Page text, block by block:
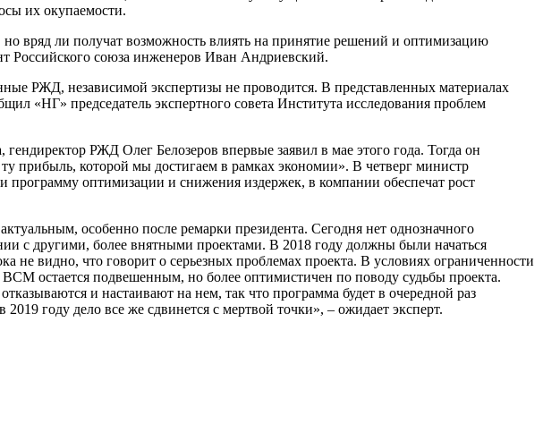
их окупаемости.
вряд ли получат возможность влиять на принятие решений и оптимизацию
Российского союза инженеров Иван Андриевский.
РЖД, независимой экспертизы не проводится. В представленных материалах
«НГ» председатель экспертного совета Института исследования проблем
РЖД Олег Белозеров впервые заявил в мае этого года. Тогда он
прибыль, которой мы достигаем в рамках экономии». В четверг министр
оптимизации и снижения издержек, в компании обеспечат рост
особенно после ремарки президента. Сегодня нет однозначного
с другими, более внятными проектами. В 2018 году должны были начаться
не видно, что говорит о серьезных проблемах проекта. В условиях ограниченности
остается подвешенным, но более оптимистичен по поводу судьбы проекта.
и настаивают на нем, так что программа будет в очередной раз
году дело все же сдвинется с мертвой точки», – ожидает эксперт.